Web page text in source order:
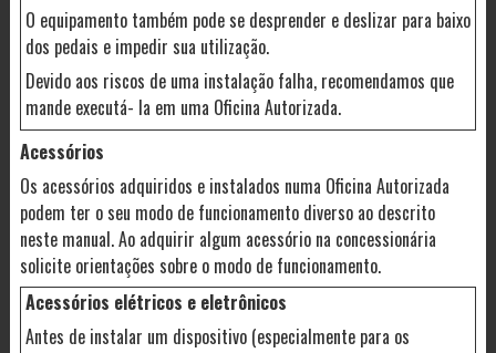
O equipamento também pode se desprender e deslizar para baixo
dos pedais e impedir sua utilização.
Devido aos riscos de uma instalação falha, recomendamos que
mande executá- la em uma Oficina Autorizada.
Acessórios
Os acessórios adquiridos e instalados numa Oficina Autorizada
podem ter o seu modo de funcionamento diverso ao descrito
neste manual. Ao adquirir algum acessório na concessionária
solicite orientações sobre o modo de funcionamento.
Acessórios elétricos e eletrônicos
Antes de instalar um dispositivo (especialmente para os